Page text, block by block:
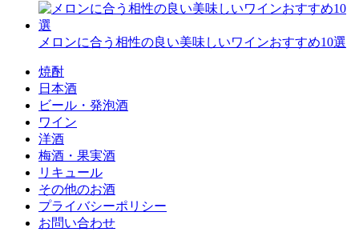
メロンに合う相性の良い美味しいワインおすすめ10選
焼酎
日本酒
ビール・発泡酒
ワイン
洋酒
梅酒・果実酒
リキュール
その他のお酒
プライバシーポリシー
お問い合わせ